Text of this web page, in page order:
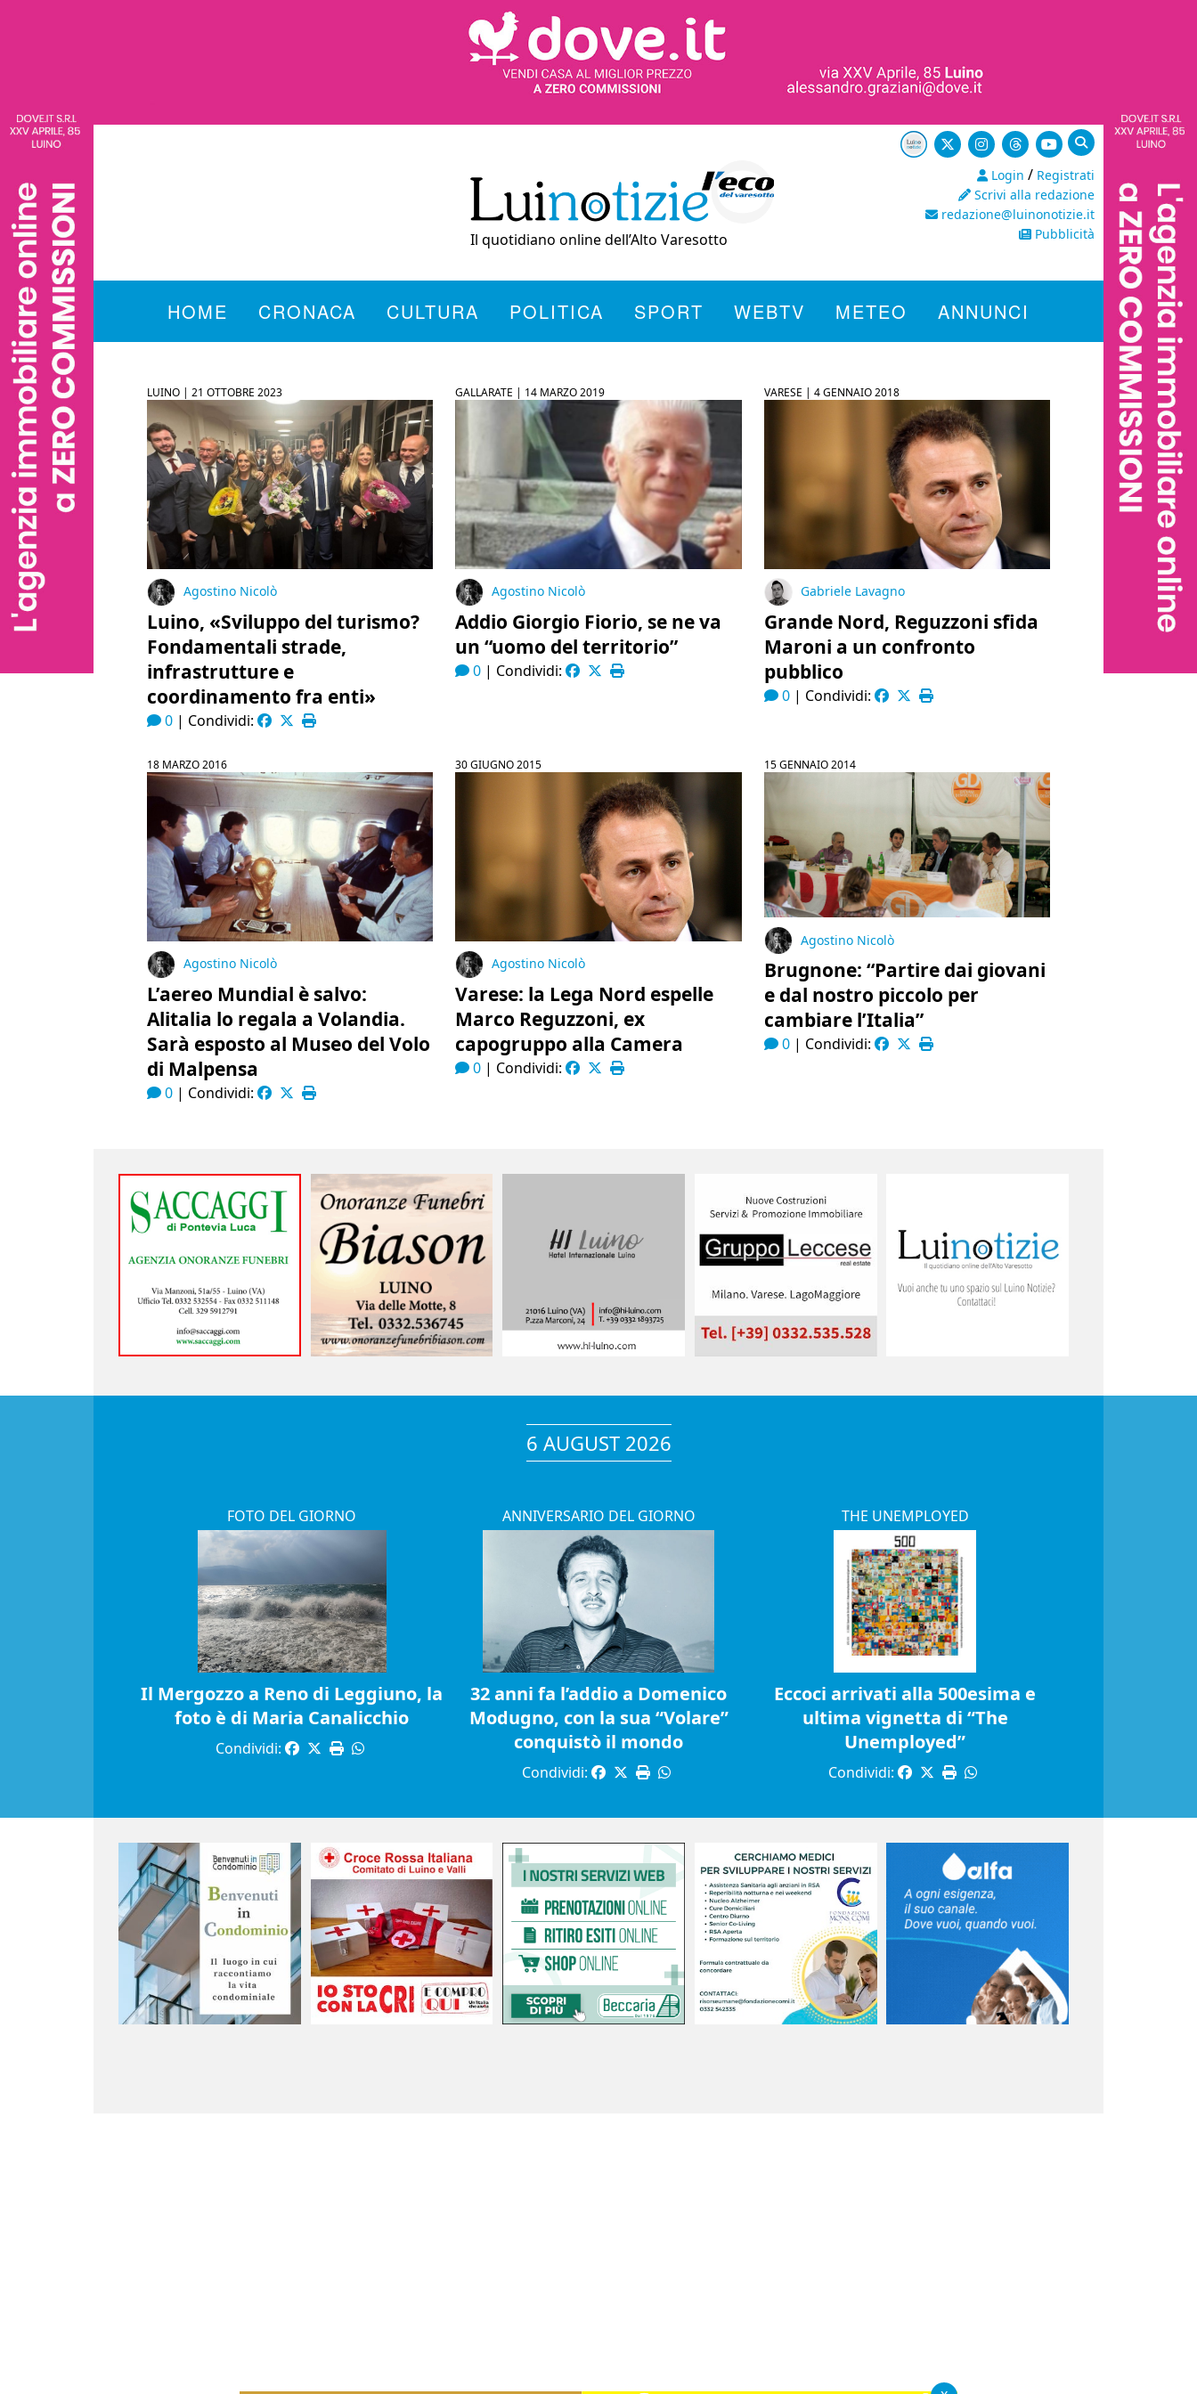
Il quotidiano online dell’Alto Varesotto
Login / Registrati
Scrivi alla redazione
redazione@luinonotizie.it
Pubblicità
HOME CRONACA CULTURA POLITICA SPORT WEBTV METEO ANNUNCI
LUINO | 21 OTTOBRE 2023
Agostino Nicolò
Luino, «Sviluppo del turismo?
Fondamentali strade,
infrastrutture e
coordinamento fra enti»
0| Condividi:
GALLARATE | 14 MARZO 2019
Agostino Nicolò
Addio Giorgio Fiorio, se ne va
un “uomo del territorio”
0 | Condividi:
VARESE | 4 GENNAIO 2018
Gabriele Lavagno
Grande Nord, Reguzzoni sfida
Maroni a un confronto
pubblico
0| Condividi:
18 MARZO 2016
Agostino Nicolò
L’aereo Mundial è salvo:
Alitalia lo regala a Volandia.
Sarà esposto al Museo del Volo
di Malpensa
0| Condividi:
30 GIUGNO 2015
Agostino Nicolò
Varese: la Lega Nord espelle
Marco Reguzzoni, ex
capogruppo alla Camera
0 | Condividi:
15 GENNAIO 2014
Agostino Nicolò
Brugnone: “Partire dai giovani
e dal nostro piccolo per
cambiare l’Italia”
0| Condividi:
6 AUGUST 2026
FOTO DEL GIORNO
Il Mergozzo a Reno di Leggiuno, la
foto è di Maria Canalicchio
Condividi:
ANNIVERSARIO DEL GIORNO
32 anni fa l’addio a Domenico
Modugno, con la sua “Volare”
conquistò il mondo
Condividi:
THE UNEMPLOYED
Eccoci arrivati alla 500esima e
ultima vignetta di “The
Unemployed”
Condividi: